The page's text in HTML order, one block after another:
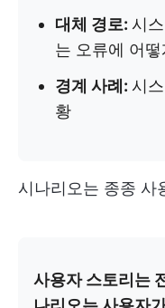
대체 경로: 시
는 오류에 어
경계 사례: 시
황
시나리오는 종종 사
사용자 스토리는